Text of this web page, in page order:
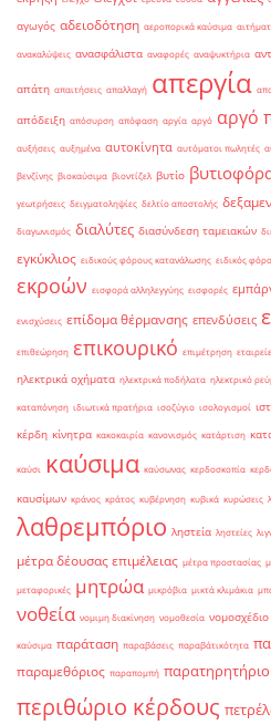
αγωγός αδειοδότηση αεροπορικά καύσιμα
ανακαλύψεις ανασφάλιστα αναφορές αναψυκτήρια
απάτη απαιτήσεις απαλλαγή απεργία
απόδειξη απόσυρση απόφαση αργία αργό αργό
αυξήσεις αυξημένα αυτοκίνητα αυτόματοι πωλητές
βενζίνης βιοκαύσιμα βιοντίζελ βυτίο
γεωτρήσεις δειγματοληψίες δελτίο αποστολής
διαγωνισμός διαλύτες διασύνδεση ταμειακών
εγκύκλιος ειδικούς φόρους κατανάλωσης ειδικός
εκροών εισφορά αλληλεγγύης εισφορές
ενισχύσεις επίδομα θέρμανσης επενδύσεις
επιθεώρηση επικουρικό επιμέτρηση
ηλεκτρικά οχήματα ηλεκτρικά ποδήλατα ηλεκτρικό
καταπόνηση ιδιωτικά πρατήρια ισοζύγιο ισολογισμοί
κέρδη κίνητρα κακοκαιρία κανονισμός κατάρτιση
καύσι καύσιμα καύσωνας κερδοσκοπία
καυσίμων κράνος κράτος κυβέρνηση κυβικά κυρώσεις
λαθρεμπόριο ληστεία ληστείες
μέτρα δέουσας επιμέλειας μέτρα προστασίας
μεταφορικές μητρώα μικρόβια μικτά κλιμάκια
νοθεία νομιμη διακίνηση νομοθεσία νομοσχέδιο
καύσιμα παράταση παραβάσεις παραβάτικότητα
παραμεθόριος παραπομπή
περιθώριο κέρδους